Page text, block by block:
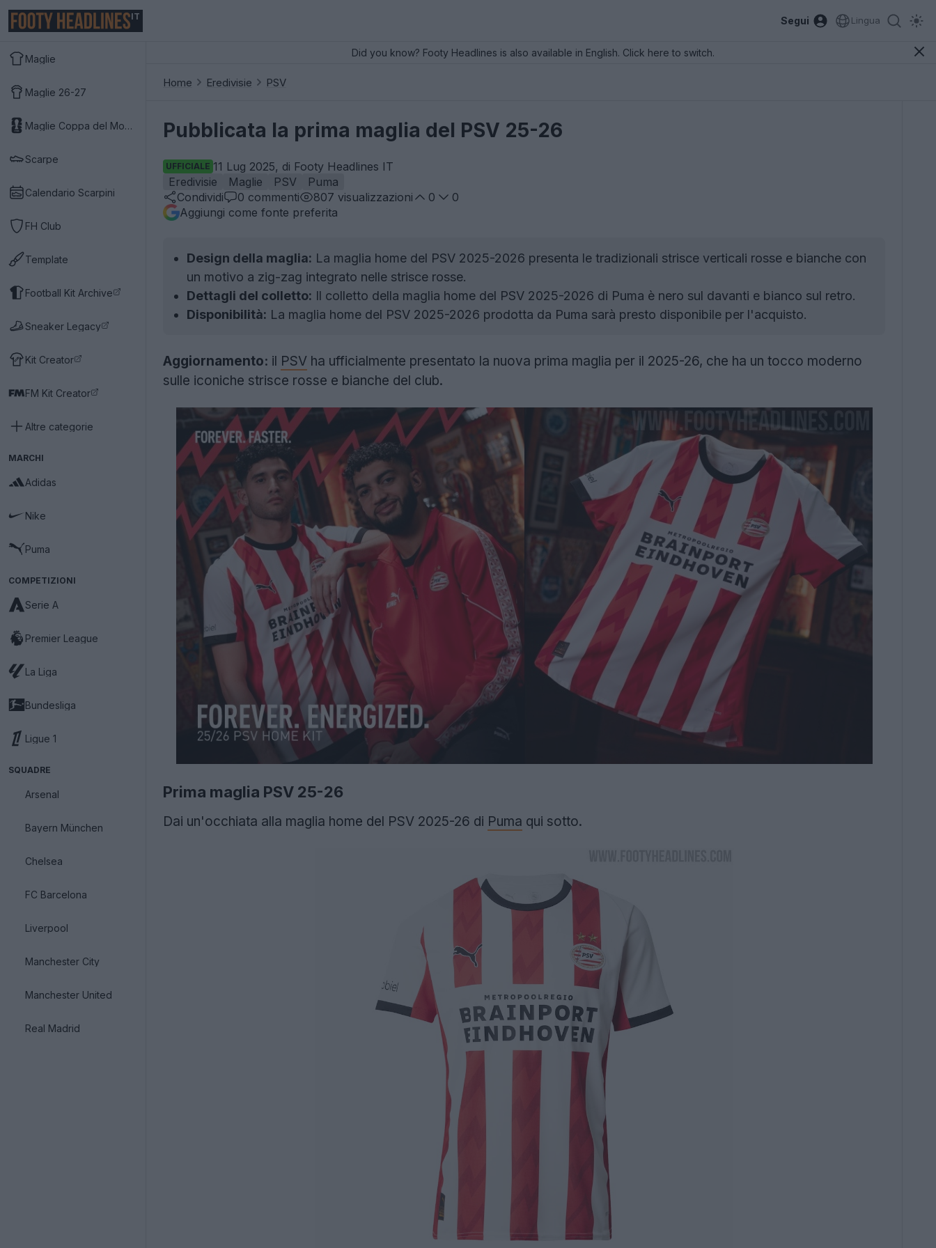
IT Segui Lingua
Maglie
Maglie 26-27
Maglie Coppa del Mondo 2026
Scarpe
Calendario Scarpini
FH Club
Template
Football Kit Archive
Sneaker Legacy
Kit Creator
FM Kit Creator
Altre categorie
MARCHI
Adidas
Nike
Puma
COMPETIZIONI
Serie A
Premier League
La Liga
Bundesliga
Ligue 1
SQUADRE
Arsenal
Bayern München
Chelsea
FC Barcelona
Liverpool
Manchester City
Manchester United
Real Madrid
Did you know? Footy Headlines is also available in English. Click here to switch.
Home Eredivisie PSV
Pubblicata la prima maglia del PSV 25-26
UFFICIALE 11 Lug 2025, di Footy Headlines IT
Eredivisie
Maglie PSV
Puma
Condividi
0 commenti 807 visualizzazioni 0
0
Aggiungi come fonte preferita
Design della maglia: La maglia home del PSV 2025-2026 presenta le tradizionali strisce verticali rosse e bianche con
un motivo a zig-zag integrato nelle strisce rosse.
Dettagli del colletto: Il colletto della maglia home del PSV 2025-2026 di Puma è nero sul davanti e bianco sul retro.
Disponibilità: La maglia home del PSV 2025-2026 prodotta da Puma sarà presto disponibile per l'acquisto.
Aggiornamento: il PSV ha ufficialmente presentato la nuova prima maglia per il 2025-26, che ha un tocco moderno
sulle iconiche strisce rosse e bianche del club.
Prima maglia PSV 25-26
Dai un'occhiata alla maglia home del PSV 2025-26 di Puma qui sotto.